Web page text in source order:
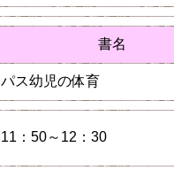
書名
ス幼児の体育
：50～12：30